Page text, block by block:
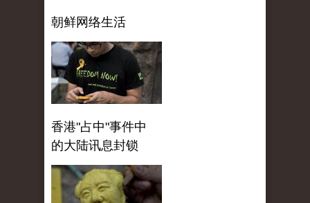
朝鲜网络生活
香港"占中"事件中
的大陆讯息封锁